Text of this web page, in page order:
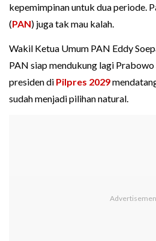
kepemimpinan untuk dua periode.
(PAN) juga tak mau kalah.
Wakil Ketua Umum PAN Eddy
PAN siap mendukung lagi
presiden di Pilpres 2029
sudah menjadi pilihan natural.